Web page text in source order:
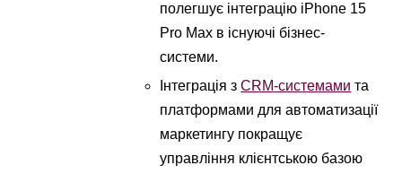
полегшує інтеграцію iPhone 15
Pro Max в існуючі бізнес-
системи.
Інтеграція зCRM-системами та
платформами для автоматизації
маркетингу покращує
управління клієнтською базою